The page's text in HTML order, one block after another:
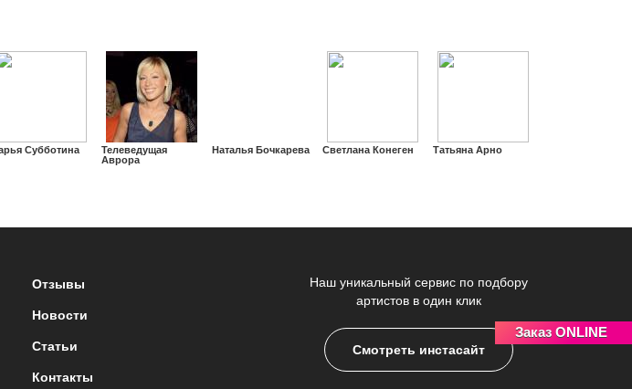
Заказ ONLINE
Субботина
Телеведущая
Аврора
Наталья Бочкарева Светлана Конеген Татьяна Арно
Отзывы
Новости
Статьи
Контакты
Наш уникальный сервис по подбору
артистов в один клик
Смотреть инстасайт